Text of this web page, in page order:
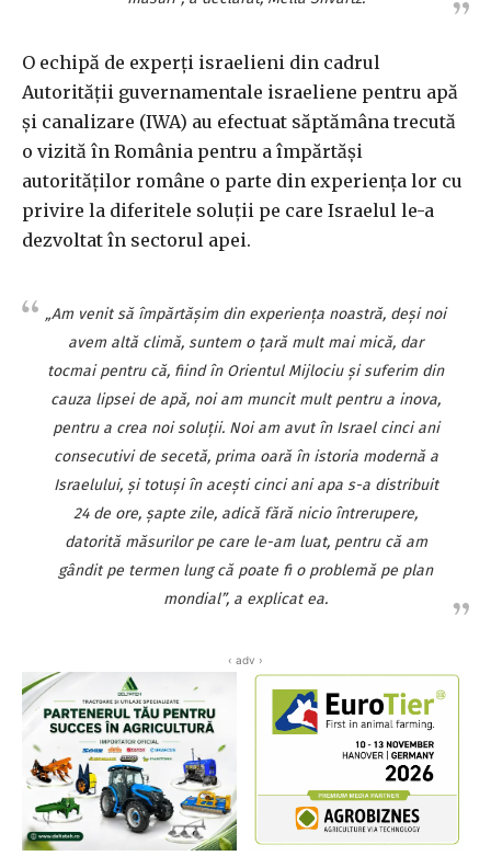
O echipă de experţi israelieni din cadrul
Autorităţii guvernamentale israeliene pentru apă
şi canalizare (IWA) au efectuat săptămâna trecută
o vizită în România pentru a împărtăşi
autorităţilor române o parte din experienţa lor cu
privire la diferitele soluţii pe care Israelul le-a
dezvoltat în sectorul apei.
„Am venit să împărtăşim din experienţa noastră, deşi noi
avem altă climă, suntem o ţară mult mai mică, dar
tocmai pentru că, fiind în Orientul Mijlociu şi suferim din
cauza lipsei de apă, noi am muncit mult pentru a inova,
pentru a crea noi soluţii. Noi am avut în Israel cinci ani
consecutivi de secetă, prima oară în istoria modernă a
Israelului, şi totuşi în aceşti cinci ani apa s-a distribuit
24 de ore, şapte zile, adică fără nicio întrerupere,
datorită măsurilor pe care le-am luat, pentru că am
gândit pe termen lung că poate fi o problemă pe plan
mondial”, a explicat ea.
‹ adv ›